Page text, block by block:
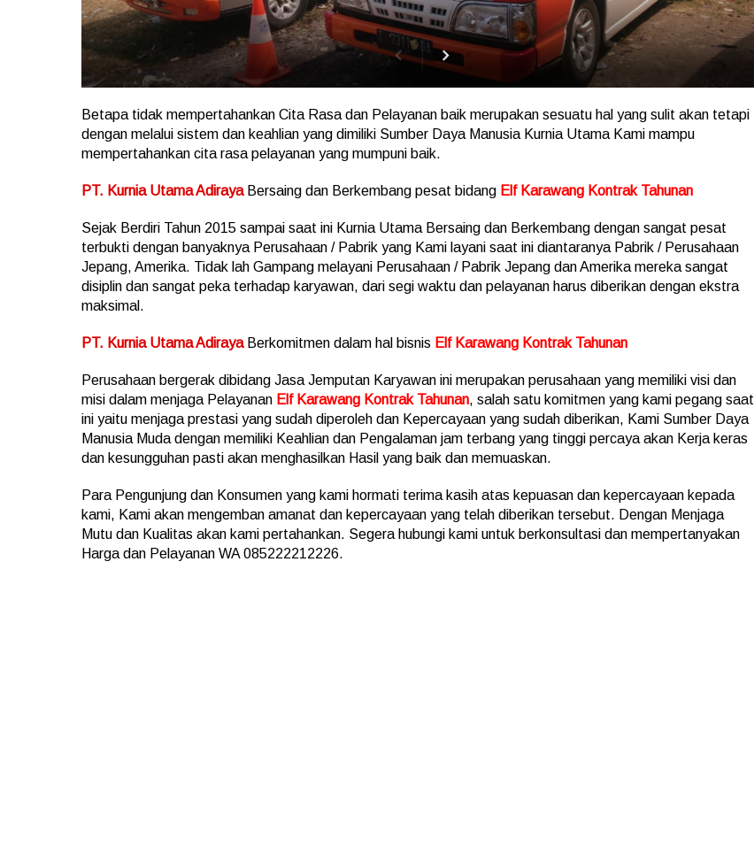
Betapa tidak mempertahankan Cita Rasa dan Pelayanan baik merupakan sesuatu hal yang sulit akan tetapi
dengan melalui sistem dan keahlian yang dimiliki Sumber Daya Manusia Kurnia Utama Kami mampu
mempertahankan cita rasa pelayanan yang mumpuni baik.
PT. Kurnia Utama AdirayaBersaing dan Berkembang pesat bidang Elf Karawang Kontrak Tahunan
Sejak Berdiri Tahun 2015 sampai saat ini Kurnia Utama Bersaing dan Berkembang dengan sangat pesat
terbukti dengan banyaknya Perusahaan / Pabrik yang Kami layani saat ini diantaranya Pabrik / Perusahaan
Jepang, Amerika. Tidak lah Gampang melayani Perusahaan / Pabrik Jepang dan Amerika mereka sangat
disiplin dan sangat peka terhadap karyawan, dari segi waktu dan pelayanan harus diberikan dengan ekstra
maksimal.
PT. Kurnia Utama AdirayaBerkomitmen dalam hal bisnis Elf Karawang Kontrak Tahunan
Perusahaan bergerak dibidang Jasa Jemputan Karyawan ini merupakan perusahaan yang memiliki visi dan
misi dalam menjaga Pelayanan Elf Karawang Kontrak Tahunan, salah satu komitmen yang kami pegang saat
ini yaitu menjaga prestasi yang sudah diperoleh dan Kepercayaan yang sudah diberikan, Kami Sumber Daya
Manusia Muda dengan memiliki Keahlian dan Pengalaman jam terbang yang tinggi percaya akan Kerja keras
dan kesungguhan pasti akan menghasilkan Hasil yang baik dan memuaskan.
Para Pengunjung dan Konsumen yang kami hormati terima kasih atas kepuasan dan kepercayaan kepada
kami, Kami akan mengemban amanat dan kepercayaan yang telah diberikan tersebut. Dengan Menjaga
Mutu dan Kualitas akan kami pertahankan. Segera hubungi kami untuk berkonsultasi dan mempertanyakan
Harga dan Pelayanan WA 085222212226.